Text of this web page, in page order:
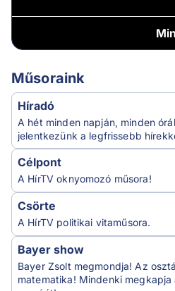
Műsoraink
Híradó
A hét minden napján, minden
jelentkezünk a legfrissebb
Célpont
A HírTV oknyomozó műsora!
Csörte
A HírTV politikai vitaműsora.
Bayer show
Bayer Zsolt megmondja! Az
matematika! Mindenki megkapja